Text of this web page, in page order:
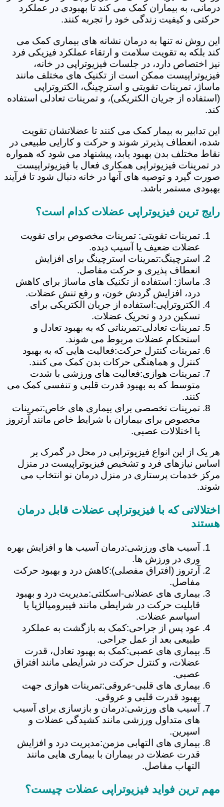
درمانی، به بیماران کمک می کند تا بهبودی در عملکرد
حرکتی و کیفیت زندگی خود را تجربه کنند.
این روش نه تنها به درمان نشانه های بیماری کمک می
کند بلکه به تقویت سلامت و ارتقاء عملکرد فیزیکی فرد
نیز اختصاص دارد، در جلسات فیزیوتراپی در خانه،
فیزیوتراپیست ممکن است از تکنیک های مختلف مانند
ماساژ، تمرینات تقویتی و استرچینگ، الکتروتراپی
(استفاده از جریان الکتریکی)، و تمرینات تعادلی استفاده
کند.
این تدابیر به بیمار کمک می کنند تا عضلاتشان تقویت
شده، انعطاف پذیرتر شوند و حرکت و کارایی طبیعی در
نقاط مختلف بدن بهبود یابد، پیشنهاد می شود که همواره
در تمرینات فیزیوتراپی همکاری فعال با فیزیوتراپیست
صورت گیرد و توصیه های آنها در خانه دنبال شود تا فرآیند
بهبودی مستمر باشد.
رایج ترین فیزیوتراپی عضلات کدام است؟
تمرینات تقویتی: تمرینات مخصوص برای تقویت
عضلات ضعیف یا آسیب دیده.
استرچینگ:تمرینات استرچینگ برای افزایش
انعطاف پذیری و حرکت مفاصل.
ماساژ: استفاده از تکنیک های ماساژ برای کاهش
درد، افزایش گردش خون، و رفع تنش عضلات.
الکتروتراپی:استفاده از جریان الکتریکی برای
تسکین درد و تحریک عضلات.
تمرینات تعادلی:تمریناتی که به بهبود تعادل و
استحکام عضلات مربوط می شوند.
تمرینات کنترل حرکت:فعالیت هایی که به بهبود
کنترل و هماهنگی حرکات بدن کمک می کنند.
تمرینات هوازی:فعالیت های ورزشی با شدت
متوسط که به بهبود قدرت قلبی و تنفسی کمک می
کنند.
تمرینات تخصصی برای بیماری های خاص:تمرینات
مخصوص برای بیماران با شرایط خاص مانند آرتروز
یا اختلالات عصبی.
هر یک از این انواع فیزیوتراپی در محل در گمرک بر
اساس نیازهای فرد و تشخیص فیزیوتراپیست در منزل
مرکز خدمات پرستاری در منزل درمان نو انتخاب می
شوند.
اختلالاتی که با فیزیوتراپی عضلات قابل درمان
هستند
آسیب های ورزشی:درمان آسیب ها و افزایش بهره
وری در ورزش ها.
آرتروز (افتراق مفصلی):کاهش درد و بهبود حرکت
مفاصل.
بیماری های عضلانی-اسکلتی:مدیریت درد و بهبود
قابلیت حرکت در شرایطی مانند فیبرومیالژیا یا
اسپاسم عضلات.
عود پس از جراحی:کمک به بازگشت به عملکرد
طبیعی بعد از عمل جراحی.
بیماری های عصبی:کمک به بهبود تعادل، قدرت
عضلات، و کنترل حرکت در شرایطی مانند افتراق
عصبی.
بیماری های قلبی-عروقی:تمرینات هوازی جهت
بهبود قدرت قلبی و عروقی.
آسیب های ورزشی:درمان و بازسازی برای آسیب
های متداول ورزشی مانند کشیدگی عضلات و
اسپرین.
بیماری های التهابی مزمن:مدیریت درد و افزایش
قدرت عضلات در بیماران با بیماری هایی مانند
التهاب مفاصل.
مهم ترین فواید فیزیوتراپی عضلات چیست؟